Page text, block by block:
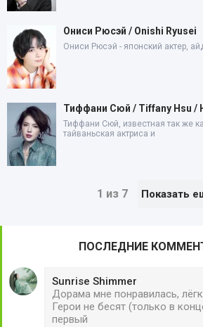
Ониси Рюсэй / Onishi Ryusei
Ониси Рюсэй - японский актер,
Тиффани Сюй / Tiffany Hsu /
Тиффани Сюй, известная так же
тайваньская актриса и
1 из 7 Показать
ПОСЛЕДНИЕ
Sunrise Shimmer
Дорама мне понравилась,
Герои не бесят (только в
первый